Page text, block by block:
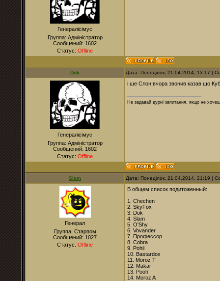
Генералісімус
Группа: Адміністратор
Сообщений: 1602
Статус: Offline
Dok Дата: Понеділок, 21.04.2014, 13:17 |
Генералісімус
Группа: Адміністратор
Сообщений: 1602
Статус: Offline
і ше Слон вчора звонив казав що
Не задавай дурні запитання, якщо не
Slam Дата: Понеділок, 21.04.2014, 21:19 |
Генерал
Группа: Старпом
Сообщений: 1027
Статус: Offline
В общем список подитоженный:
1. Chechen
2. SkyFox
3. Dok
4. Slam
5. O'Shy
6. Vovander
7. Профессор
8. Cobra
9. Pohil
10. Bastardox
11. Moroz T
12. Makar
13. Pooh
14. Moroz A